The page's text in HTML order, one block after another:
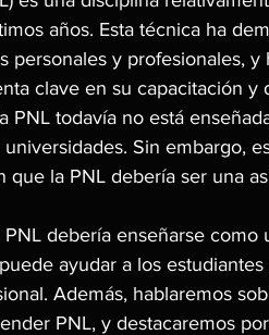
años. Esta técnica ha
personales y profesionales, y
clave en su capacitación y
PNL todavía no está
Sin embargo,
la PNL debería ser una
debería enseñarse como
ayudar a los
Además, hablaremos
PNL, y destacaremos